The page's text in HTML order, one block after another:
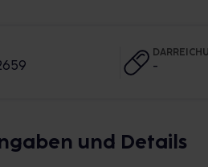
-
und Details